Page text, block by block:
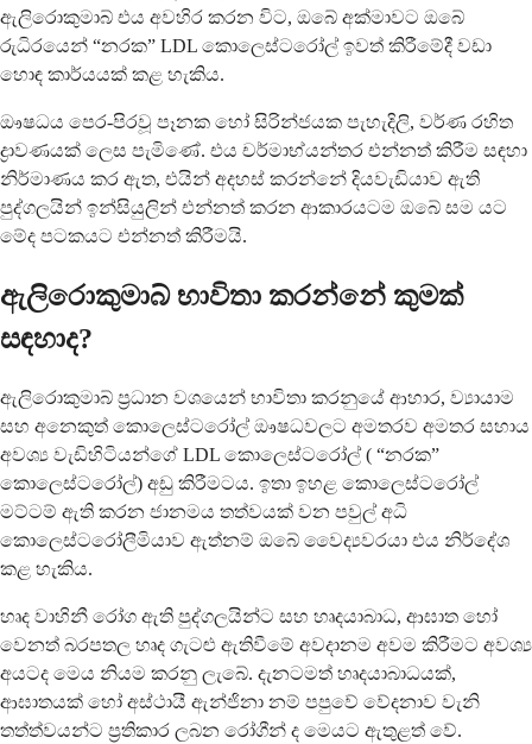
ඇලිරොකුමාබ් එය අවහිර කරන විට, ඔබේ අක්මාවට ඔබේ
රුධිරයෙන් “නරක” LDL කොලෙස්ටරෝල් ඉවත් කිරීමේදී වඩා
හොඳ කාර්යයක් කළ හැකිය.
ඖෂධය පෙර-පිරවූ පෑනක හෝ සිරින්ජයක පැහැදිලි, වර්ණ රහිත
ද්‍රාවණයක් ලෙස පැමිණේ. එය චර්මාභ්යන්තර එන්නත් කිරීම සඳහා
නිර්මාණය කර ඇත, එයින් අදහස් කරන්නේ දියවැඩියාව ඇති
පුද්ගලයින් ඉන්සියුලින් එන්නත් කරන ආකාරයටම ඔබේ සම යට
මේද පටකයට එන්නත් කිරීමයි.
ඇලිරොකුමාබ් භාවිතා කරන්නේ කුමක්
සඳහාද?
ඇලිරොකුමාබ් ප්‍රධාන වශයෙන් භාවිතා කරනුයේ ආහාර, ව්‍යායාම
සහ අනෙකුත් කොලෙස්ටරෝල් ඖෂධවලට අමතරව අමතර සහාය
අවශ්‍ය වැඩිහිටියන්ගේ LDL කොලෙස්ටරෝල් ( “නරක”
කොලෙස්ටරෝල්) අඩු කිරීමටය. ඉතා ඉහළ කොලෙස්ටරෝල්
මට්ටම් ඇති කරන ජානමය තත්වයක් වන පවුල් අධි
කොලෙස්ටරෝලීමියාව ඇත්නම් ඔබේ වෛද්‍යවරයා එය නිර්දේශ
කළ හැකිය.
හෘද වාහිනී රෝග ඇති පුද්ගලයින්ට සහ හෘදයාබාධ, ආඝාත හෝ
වෙනත් බරපතල හෘද ගැටළු ඇතිවීමේ අවදානම අවම කිරීමට අවශ්‍ය
අයටද මෙය නියම කරනු ලැබේ. දැනටමත් හෘදයාබාධයක්,
ආඝාතයක් හෝ අස්ථායී ඇන්ජිනා නම් පපුවේ වේදනාව වැනි
තත්ත්වයන්ට ප්‍රතිකාර ලබන රෝගීන් ද මෙයට ඇතුළත් වේ.